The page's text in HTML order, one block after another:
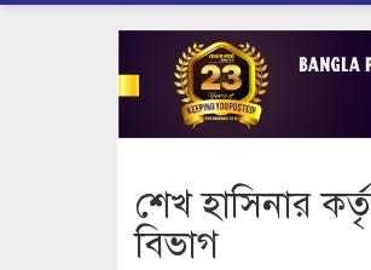
শেখ হাসিনার
বিভাগ